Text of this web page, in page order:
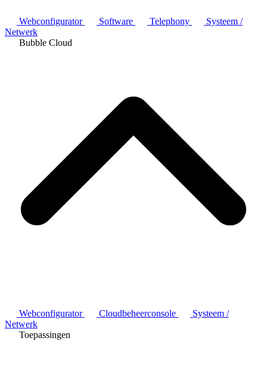
Webconfigurator Software Telephony
Systeem /
Netwerk
Bubble Cloud
Webconfigurator Cloudbeheerconsole
Systeem /
Netwerk
Toepassingen